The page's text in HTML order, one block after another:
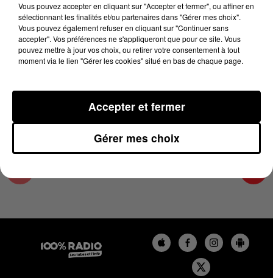
7 mai 2025 - 1 min 14 sec
L'AGENDA DU TARN ET GARONNE DU
07/05/2025 À 07H52
L'agenda du Tarn et Garonne
Vous pouvez accepter en cliquant sur "Accepter et fermer", ou affiner en
sélectionnant les finalités et/ou partenaires dans "Gérer mes choix".
Vous pouvez également refuser en cliquant sur "Continuer sans
accepter". Vos préférences ne s'appliqueront que pour ce site. Vous
pouvez mettre à jour vos choix, ou retirer votre consentement à tout
moment via le lien "Gérer les cookies" situé en bas de chaque page.
Gérer mes choix
Accepter et fermer